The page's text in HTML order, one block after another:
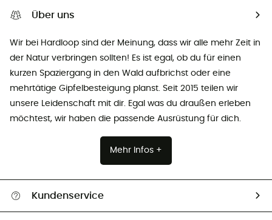
Über uns
Wir bei Hardloop sind der Meinung, dass wir alle mehr Zeit in
der Natur verbringen sollten! Es ist egal, ob du für einen
kurzen Spaziergang in den Wald aufbrichst oder eine
mehrtätige Gipfelbesteigung planst. Seit 2015 teilen wir
unsere Leidenschaft mit dir. Egal was du draußen erleben
möchtest, wir haben die passende Ausrüstung für dich.
Mehr Infos +
Kundenservice